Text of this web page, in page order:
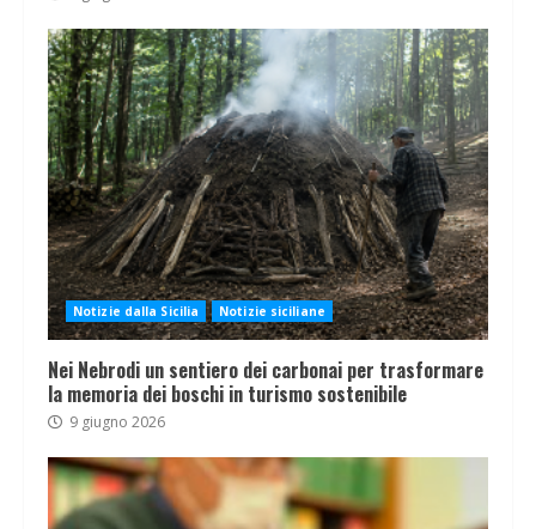
Notizie dalla Sicilia Notizie siciliane
Nei Nebrodi un sentiero dei carbonai per trasformare
la memoria dei boschi in turismo sostenibile
9 giugno 2026